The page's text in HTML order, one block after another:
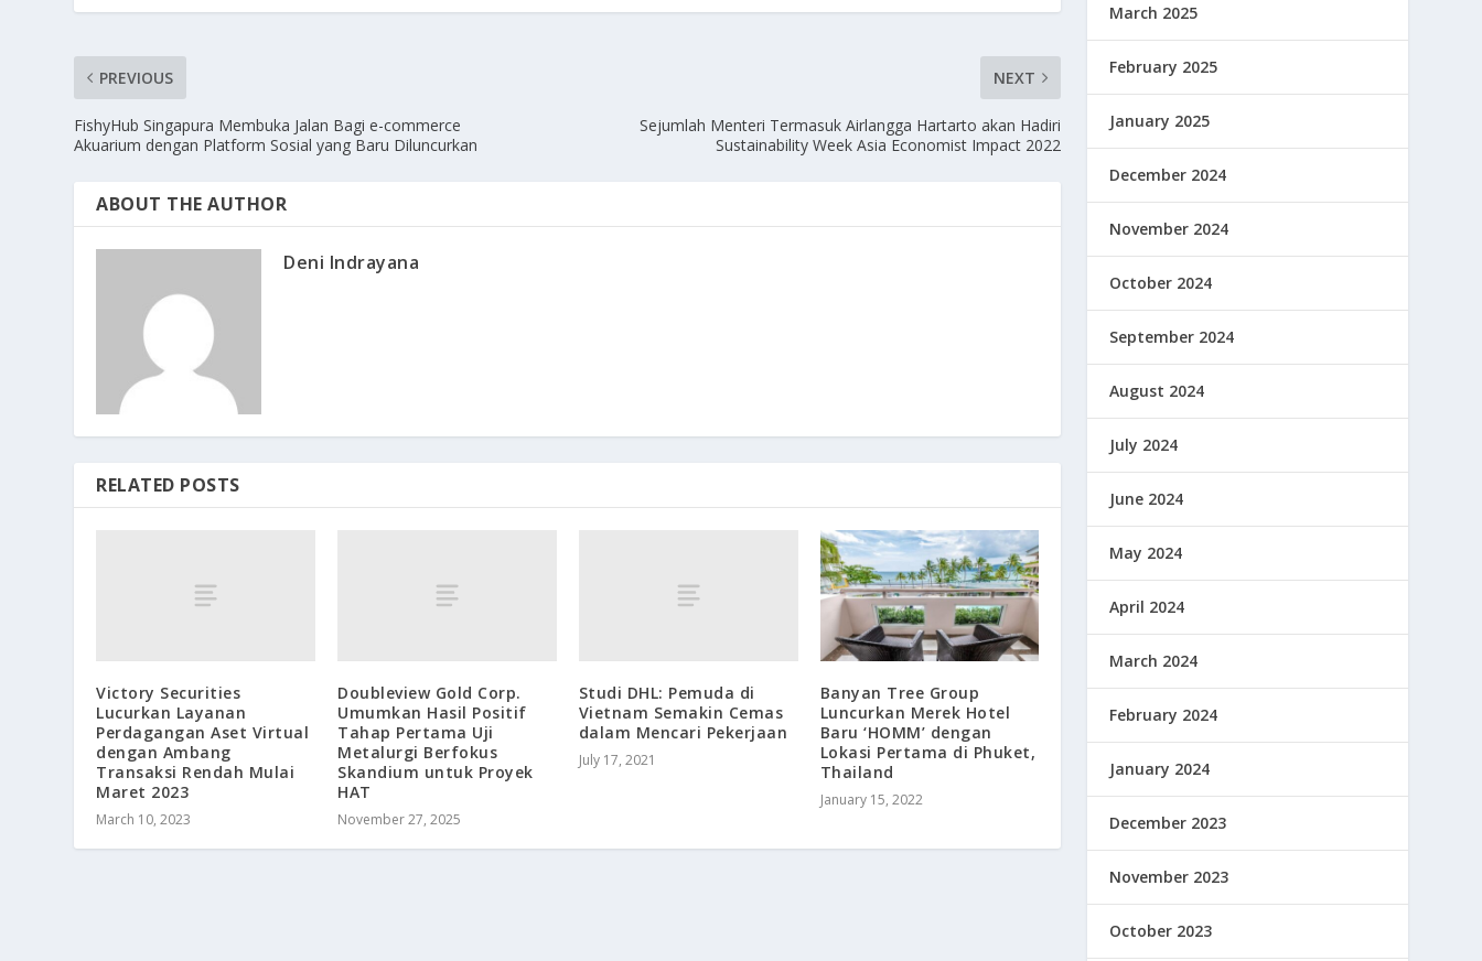
PREVIOUS
FishyHub Singapura Membuka Jalan Bagi e-commerce
Akuarium dengan Platform Sosial yang Baru Diluncurkan
NEXT
Sejumlah Menteri Termasuk Airlangga Hartarto akan Hadiri
Sustainability Week Asia Economist Impact 2022
ABOUT THE AUTHOR
Deni Indrayana
RELATED POSTS
Victory Securities
Lucurkan Layanan
Perdagangan Aset Virtual
dengan Ambang
Transaksi Rendah Mulai
Maret 2023
March 10, 2023
Doubleview Gold Corp.
Umumkan Hasil Positif
Tahap Pertama Uji
Metalurgi Berfokus
Skandium untuk Proyek
HAT
November 27, 2025
Studi DHL: Pemuda di
Vietnam Semakin Cemas
dalam Mencari Pekerjaan
July 17, 2021
Banyan Tree Group
Luncurkan Merek Hotel
Baru ‘HOMM’ dengan
Lokasi Pertama di Phuket,
Thailand
January 15, 2022
March 2025
February 2025
January 2025
December 2024
November 2024
October 2024
September 2024
August 2024
July 2024
June 2024
May 2024
April 2024
March 2024
February 2024
January 2024
December 2023
November 2023
October 2023